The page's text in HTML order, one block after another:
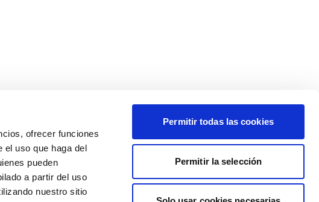
ofrecer funciones
el uso que haga del
pueden
a partir del uso
nuestro sitio
Permitir todas las cookies
Permitir la selección